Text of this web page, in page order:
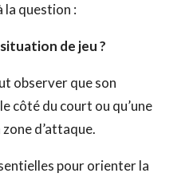
la question :
de jeu ?
observer que son
côté du court ou qu’une
d’attaque.
pour orienter la